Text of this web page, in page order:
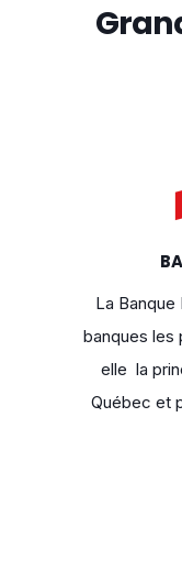
La
banques les
elle la
Québec et